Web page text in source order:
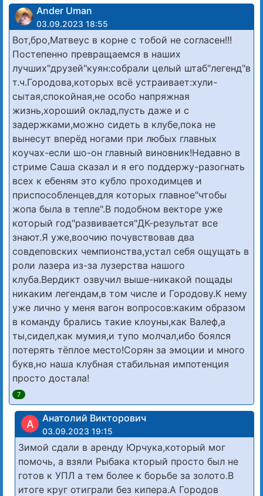
Ander Uman
03.09.2023 18:55
Вот,бро,Матвеус в корне с тобой не согласен!!!
Постепенно превращаемся в наших
лучших"друзей"куян:собрали целый штаб"легенд"в
т.ч.Городова,которых всё устраивает:хули-
сытая,спокойная,не особо напряжная
жизнь,хороший оклад,пусть даже и с
задержками,можно сидеть в клубе,пока не
вынесут вперёд ногами при любых главных
коучах-если шо-он главный виновник!Недавно в
стриме Саша сказал и я его поддержу-разогнать
всех к ебеням это кубло проходимцев и
приспособленцев,для которых главное"чтобы
жопа была в тепле".В подобном векторе уже
который год"развивается"ДК-результат все
знают.Я уже,воочию почувствовав два
совдеповских чемпионства,устал себя ощущать в
роли лазера из-за лузерства нашого
клуба.Вердикт озвучил выше-никакой пощады
никаким легендам,в том числе и Городову.К нему
уже лично у меня вагон вопросов:каким образом
в команду брались такие клоуны,как Валеф,а
ты,сидел,как мумия,и тупо молчал,ибо боялся
потерять тёплое место!Сорян за эмоции и много
букв,но наша клубная стабильная импотенция
просто достала!
7
А Анатолий Викторович
03.09.2023 19:15
Зимой сдали в аренду Юрчука,который мог
помочь, а взяли Рыбака кторый просто был не
готов к УПЛ а тем более к борьбе за золото.В
итоге круг отиграли без кипера.А Городов